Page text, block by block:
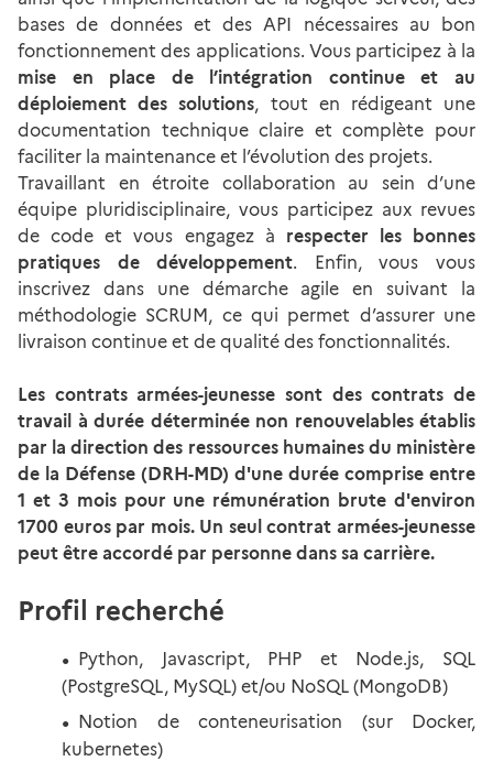
bases de données et des API nécessaires au bon
fonctionnement des applications. Vous participez à la
mise en place de l’intégration continue et au
déploiement des solutions, tout en rédigeant une
documentation technique claire et complète pour
faciliter la maintenance et l’évolution des projets.
Travaillant en étroite collaboration au sein d’une
équipe pluridisciplinaire, vous participez aux revues
de code et vous engagez à respecter les bonnes
pratiques de développement. Enfin, vous vous
inscrivez dans une démarche agile en suivant la
méthodologie SCRUM, ce qui permet d’assurer une
livraison continue et de qualité des fonctionnalités.
Les contrats armées-jeunesse sont des contrats de
travail à durée déterminée non renouvelables établis
par la direction des ressources humaines du ministère
de la Défense (DRH-MD) d'une durée comprise entre
1 et 3 mois pour une rémunération brute d'environ
1700 euros par mois. Un seul contrat armées-jeunesse
peut être accordé par personne dans sa carrière.
Profil recherché
Python, Javascript, PHP et Node.js, SQL
(PostgreSQL, MySQL) et/ou NoSQL (MongoDB)
Notion de conteneurisation (sur Docker,
kubernetes)